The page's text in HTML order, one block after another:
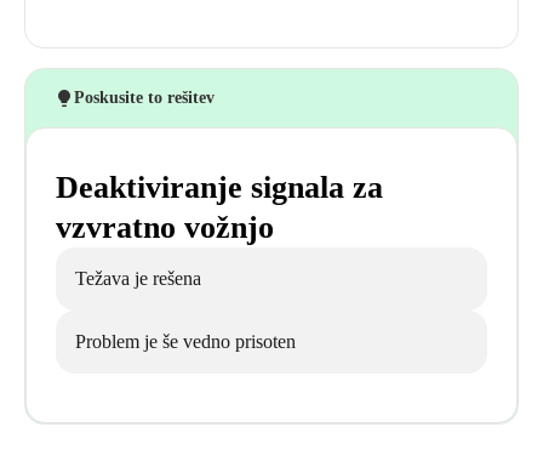
Poskusite to rešitev
Deaktiviranje signala za
vzvratno vožnjo
Težava je rešena
Problem je še vedno prisoten